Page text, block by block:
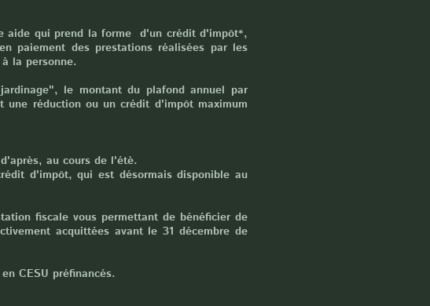
aide qui prend la forme d'un crédit d'impôt*,
paiement des prestations réalisées par les
la personne.
le montant du plafond annuel par
réduction ou un crédit d'impôt maximum
au cours de l'étè.
d'impôt, qui est désormais disponible au
fiscale vous permettant de bénéficier de
acquittées avant le 31 décembre de
CESU préfinancés.